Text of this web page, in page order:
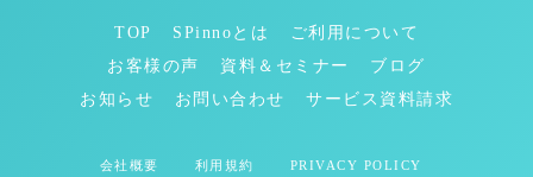
TOP SPinnoとは
ご利用について
お客様の声
資料＆セミナー
ブログ
お知らせ
お問い合わせ サービス資料請求
会社概要 利用規約 PRIVACY POLICY